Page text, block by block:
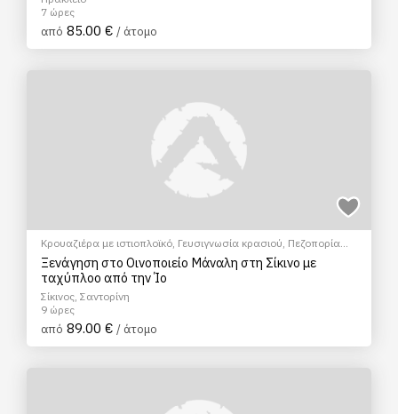
7 ώρες
από 85.00 € / άτομο
Κρουαζιέρα με ιστιοπλοϊκό, Γευσιγνωσία κρασιού, Πεζοπορία
Πόλης
Πολιτιστικά - Πολιτισμικά
Ξενάγηση στο Οινοποιείο Μάναλη στη Σίκινο με
ταχύπλοο από την Ίο
Σίκινος, Σαντορίνη
9 ώρες
από 89.00 € / άτομο